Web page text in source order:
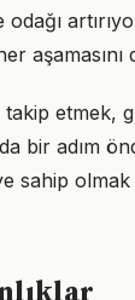
aşamasını
takip etmek,
bir adım
sahip